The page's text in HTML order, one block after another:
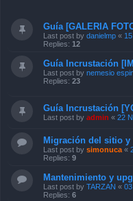
Guía [GALERIA
Last post by danielmp «
Replies: 12
Guía Incrustación
Last post by nemesio
Replies: 23
Guía Incrustación
Last post by admin « 22
Migración del sitio y
Last post by simonuca «
Replies: 9
Mantenimiento y
Last post by TARZAN «
Replies: 6